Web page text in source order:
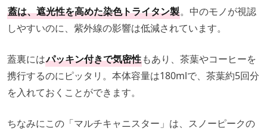
蓋は、遮光性を高めた染色トライタン製。中のモノが視認
しやすいのに、紫外線の影響は低減されています。
蓋裏にはパッキン付きで気密性もあり、茶葉やコーヒーを
携行するのにピッタリ。本体容量は180mlで、茶葉約5回分
を入れておくことができます。
ちなみにこの「マルチキャニスター」は、スノーピークの